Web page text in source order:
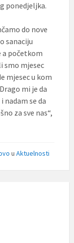
ponedjeljka.
do nove
sanaciju
a početkom
smo mjesec
mjesec u kom
mi je da
nadam se da
za sve nas“,
u Aktuelnosti